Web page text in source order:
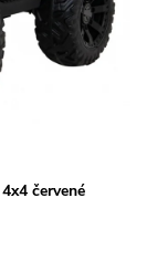
červené